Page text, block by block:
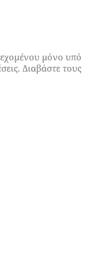
μόνο υπό
Διαβάστε τους